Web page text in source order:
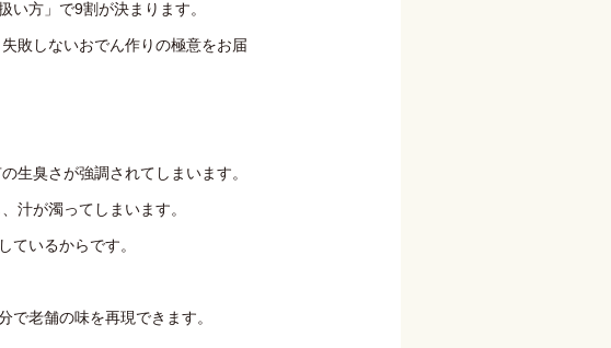
い方」で9割が決まります。
敗しないおでん作りの極意をお届
生臭さが強調されてしまいます。
汁が濁ってしまいます。
ているからです。
で老舗の味を再現できます。